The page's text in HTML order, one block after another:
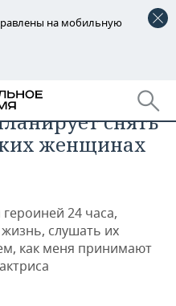
на мобильную
снять
женщинах
24 часа,
слушать их
как меня принимают